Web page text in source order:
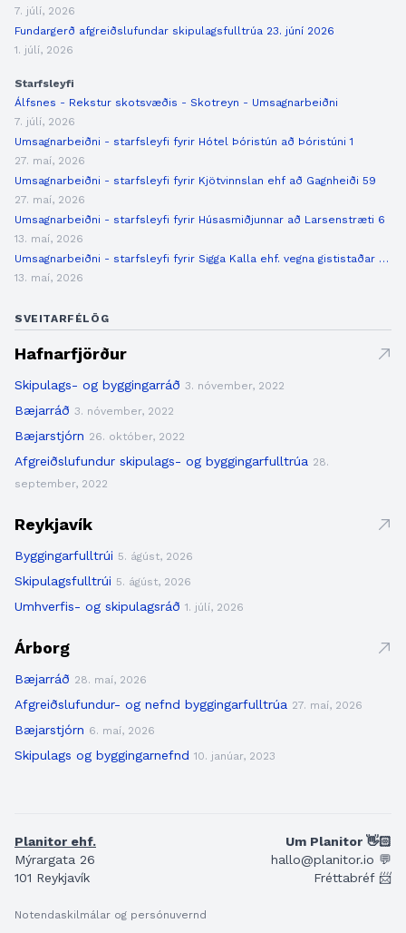
7. júlí, 2026
Fundargerð afgreiðslufundar skipulagsfulltrúa 23. júní 2026
1. júlí, 2026
Starfsleyfi
Álfsnes - Rekstur skotsvæðis - Skotreyn - Umsagnarbeiðni
7. júlí, 2026
Umsagnarbeiðni - starfsleyfi fyrir Hótel Þóristún að Þóristúni 1
27. maí, 2026
Umsagnarbeiðni - starfsleyfi fyrir Kjötvinnslan ehf að Gagnheiði 59
27. maí, 2026
Umsagnarbeiðni - starfsleyfi fyrir Húsasmiðjunnar að Larsenstræti 6
13. maí, 2026
Umsagnarbeiðni - starfsleyfi fyrir Sigga Kalla ehf. vegna gististaðar að Smáratúni 1
13. maí, 2026
SVEITARFÉLÖG
Hafnarfjörður
Skipulags- og byggingarráð 3. nóvember, 2022
Bæjarráð 3. nóvember, 2022
Bæjarstjórn 26. október, 2022
Afgreiðslufundur skipulags- og byggingarfulltrúa 28.
september, 2022
Reykjavík
Byggingarfulltrúi 5. ágúst, 2026
Skipulagsfulltrúi 5. ágúst, 2026
Umhverfis- og skipulagsráð 1. júlí, 2026
Árborg
Bæjarráð 28. maí, 2026
Afgreiðslufundur- og nefnd byggingarfulltrúa 27. maí, 2026
Bæjarstjórn 6. maí, 2026
Skipulags og byggingarnefnd 10. janúar, 2023
Planitor ehf.
Mýrargata 26
101 Reykjavík
Notendaskilmálar og persónuvernd
Um Planitor 👋🏻
hallo@planitor.io 💬
Fréttabréf 📨